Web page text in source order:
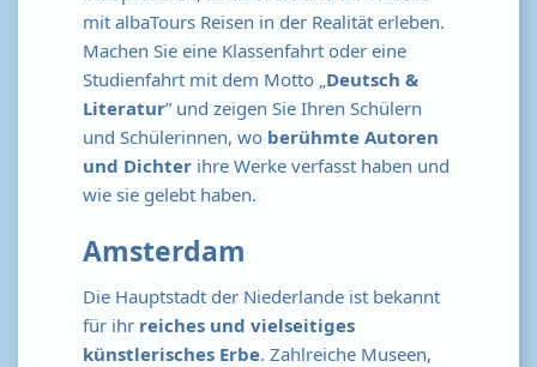
mit albaTours Reisen in der Realität erleben.
Machen Sie eine Klassenfahrt oder eine
Studienfahrt mit dem Motto „Deutsch &
Literatur” und zeigen Sie Ihren Schülern
und Schülerinnen, wo berühmte Autoren
und Dichterihre Werke verfasst haben und
wie sie gelebt haben.
Amsterdam
Die Hauptstadt der Niederlande ist bekannt
für ihr reiches und vielseitiges
künstlerisches Erbe. Zahlreiche Museen,